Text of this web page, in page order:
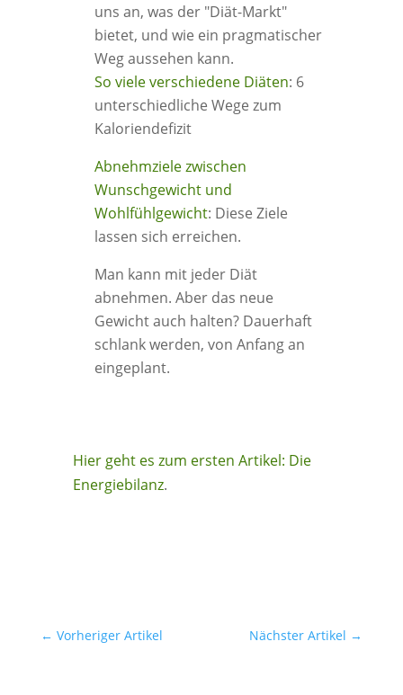
uns an, was der "Diät-Markt"
bietet, und wie ein pragmatischer
Weg aussehen kann.
So viele verschiedene Diäten: 6
unterschiedliche Wege zum
Kaloriendefizit
Abnehmziele zwischen
Wunschgewicht und
Wohlfühlgewicht: Diese Ziele
lassen sich erreichen.
Man kann mit jeder Diät
abnehmen. Aber das neue
Gewicht auch halten? Dauerhaft
schlank werden, von Anfang an
eingeplant.
Hier geht es zum ersten Artikel: Die
Energiebilanz.
← Vorheriger Artikel Nächster Artikel →